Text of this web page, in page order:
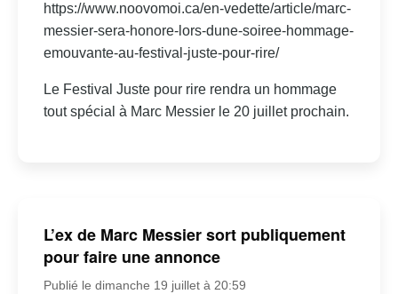
https://www.noovomoi.ca/en-vedette/article/marc-
messier-sera-honore-lors-dune-soiree-hommage-
emouvante-au-festival-juste-pour-rire/
Le Festival Juste pour rire rendra un hommage
tout spécial à Marc Messier le 20 juillet prochain.
L’ex de Marc Messier sort publiquement
pour faire une annonce
Publié le dimanche 19 juillet à 20:59